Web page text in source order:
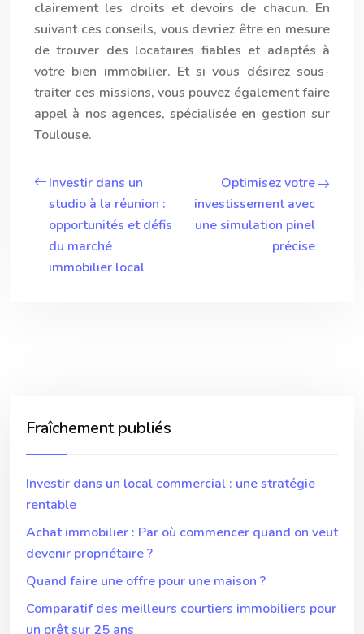
clairement les droits et devoirs de chacun. En
suivant ces conseils, vous devriez être en mesure
de trouver des locataires fiables et adaptés à
votre bien immobilier. Et si vous désirez sous-
traiter ces missions, vous pouvez également faire
appel à nos agences, spécialisée en gestion sur
Toulouse.
Investir dans un
studio à la réunion :
opportunités et défis
du marché
immobilier local
Optimisez votre
investissement avec
une simulation pinel
précise
Fraîchement publiés
Investir dans un local commercial : une stratégie
rentable
Achat immobilier : Par où commencer quand on veut
devenir propriétaire ?
Quand faire une offre pour une maison ?
Comparatif des meilleurs courtiers immobiliers pour
un prêt sur 25 ans